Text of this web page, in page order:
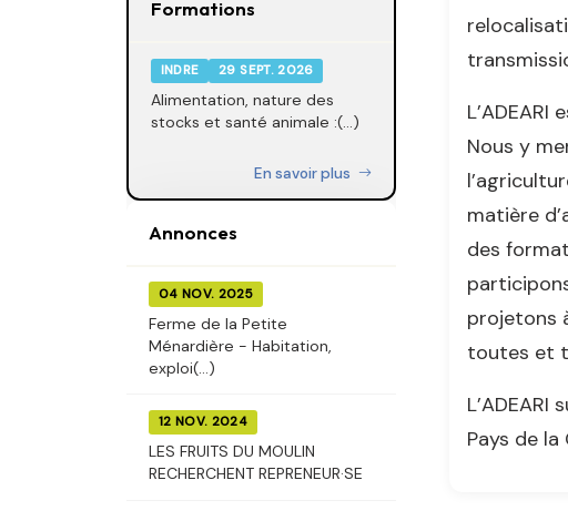
Formations
INDRE 29 SEPT. 2026
Alimentation, nature des
stocks et santé animale :(...)
En savoir plus
Annonces
04 NOV. 2025
Ferme de la Petite
Ménardière - Habitation,
exploi(...)
12 NOV. 2024
LES FRUITS DU MOULIN
RECHERCHENT REPRENEUR·SE
Nous y
matière
des
projetons
toutes et
Pays de la